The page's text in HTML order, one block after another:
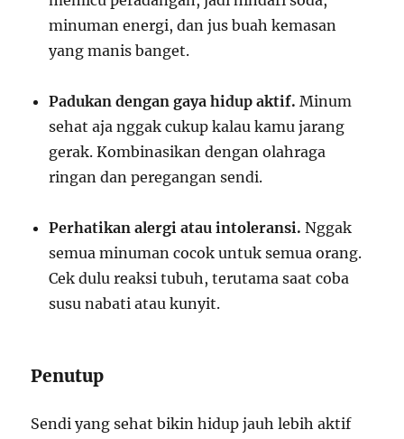
minuman energi, dan jus buah kemasan
yang manis banget.
Padukan dengan gaya hidup aktif. Minum
sehat aja nggak cukup kalau kamu jarang
gerak. Kombinasikan dengan olahraga
ringan dan peregangan sendi.
Perhatikan alergi atau intoleransi. Nggak
semua minuman cocok untuk semua orang.
Cek dulu reaksi tubuh, terutama saat coba
susu nabati atau kunyit.
Penutup
Sendi yang sehat bikin hidup jauh lebih aktif